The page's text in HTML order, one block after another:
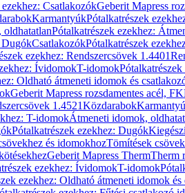
CsatlakozókGeberit Mapress
KarmantyúkPótalkatrészek
Pótalkatrészek ezekhez:
DugókCsatlakozókPótalkatrészek
ezekhez: Rendszercsövek 1.4401
ÍvidomokT-idomok
Oldható átmeneti idomok és
Geberit Mapress rozsdamentes acél,
1.4521Közdarabok
T-idomokÁtmeneti idomok,
Pótalkatrészek ezekhez: Dugók
és idomokhozTömítések
Geberit Mapress ThermTherm
ezekhez: ÍvidomokT-idomok
ezekhez: Oldható átmeneti idomok és